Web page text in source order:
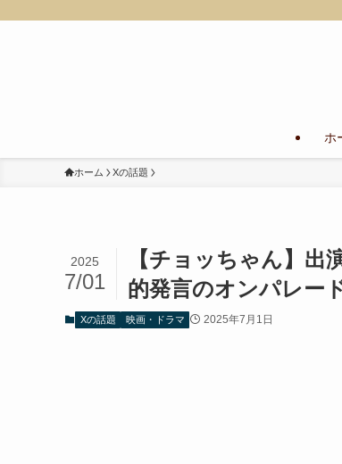
ホ
ホーム Xの話題
【チョッちゃん】出
的発言のオンパレー
2025
7/01
Xの話題 映画・ドラマ 2025年7月1日